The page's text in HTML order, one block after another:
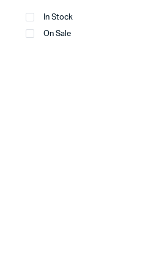
In Stock
On Sale